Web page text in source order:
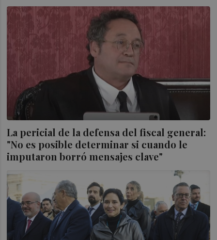
La pericial de la defensa del fiscal general:
"No es posible determinar si cuando le
imputaron borró mensajes clave"